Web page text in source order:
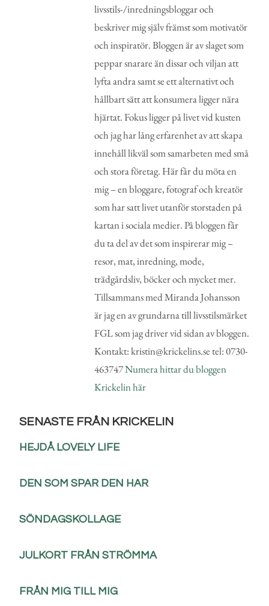
livsstils-/inredningsbloggar och
beskriver mig själv främst som motivatör
och inspiratör. Bloggen är av slaget som
peppar snarare än dissar och viljan att
lyfta andra samt se ett alternativt och
hållbart sätt att konsumera ligger nära
hjärtat. Fokus ligger på livet vid kusten
och jag har lång erfarenhet av att skapa
innehåll likväl som samarbeten med små
och stora företag. Här får du möta en
mig – en bloggare, fotograf och kreatör
som har satt livet utanför storstaden på
kartan i sociala medier. På bloggen får
du ta del av det som inspirerar mig –
resor, mat, inredning, mode,
trädgårdsliv, böcker och mycket mer.
Tillsammans med Miranda Johansson
är jag en av grundarna till livsstilsmärket
FGL som jag driver vid sidan av bloggen.
Kontakt: kristin@krickelins.se tel: 0730-
463747Numera hittar du bloggen
Krickelin här
SENASTE FRÅN KRICKELIN
HEJDÅ LOVELY LIFE
DEN SOM SPAR DEN HAR
SÖNDAGSKOLLAGE
JULKORT FRÅN STRÖMMA
FRÅN MIG TILL MIG